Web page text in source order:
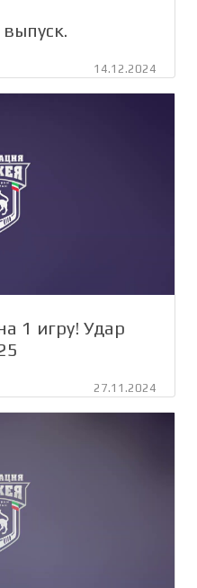
14.12.2024
1 игру! Удар
27.11.2024